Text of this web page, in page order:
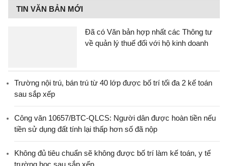
TIN VĂN BẢN MỚI
Đã có Văn bản hợp nhất các Thông tư
về quản lý thuế đối với hộ kinh doanh
Trường nội trú, bán trú từ 40 lớp được bố trí tối đa 2 kế toán
sau sắp xếp
Công văn 10657/BTC-QLCS: Người dân được hoàn tiền nếu
tiền sử dụng đất tính lại thấp hơn số đã nộp
Không đủ tiêu chuẩn sẽ không được bố trí làm kế toán, y tế
trường học sau sắp xếp